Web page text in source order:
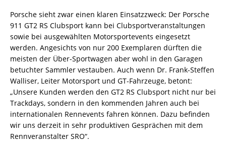
Porsche sieht zwar einen klaren Einsatzzweck: Der Porsche
911 GT2 RS Clubsport kann bei Clubsportveranstaltungen
sowie bei ausgewählten Motorsportevents eingesetzt
werden. Angesichts von nur 200 Exemplaren dürften die
meisten der Über-Sportwagen aber wohl in den Garagen
betuchter Sammler vestauben. Auch wenn Dr. Frank-Steffen
Walliser, Leiter Motorsport und GT-Fahrzeuge, betont:
„Unsere Kunden werden den GT2 RS Clubsport nicht nur bei
Trackdays, sondern in den kommenden Jahren auch bei
internationalen Rennevents fahren können. Dazu befinden
wir uns derzeit in sehr produktiven Gesprächen mit dem
Rennveranstalter SRO“.